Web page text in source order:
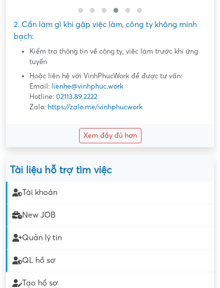
2. Cần làm gì khi gặp việc làm, công ty không minh
bạch:
Kiểm tra thông tin về công ty, việc làm trước khi ứng
tuyển
Hoặc liên hệ với VinhPhucWork để được tư vấn:
Email: lienhe@vinhphuc.work
Hotline: 02113.89.2222
Zalo: https://zalo.me/vinhphucwork
Xem đầy đủ hơn
Tài liệu hỗ trợ tìm việc
Tài khoản
New JOB
Quản lý tin
QL hồ sơ
Tạo hồ sơ